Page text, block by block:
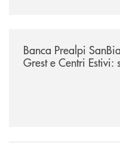
Banca Prealpi
Grest e Centri